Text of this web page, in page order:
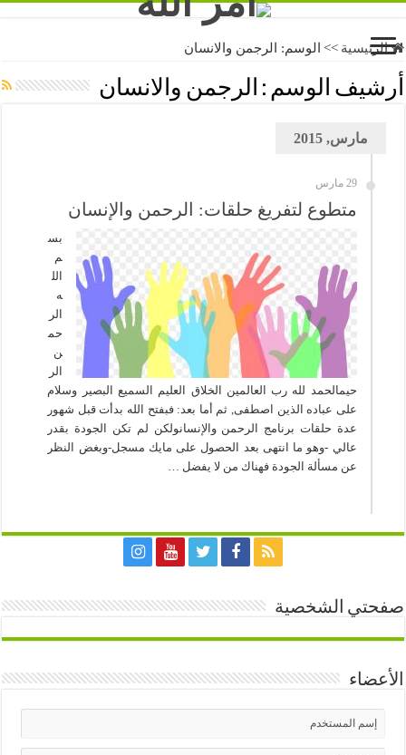
الرئيسية >> الوسم: الرجمن والانسان
أرشيف الوسم : الرجمن والانسان
مارس, 2015
29 مارس
متطوع لتفريغ حلقات: الرحمن والإنسان
بس
م
الل
ه
الر
حم
ن
الر
حيمالحمد لله رب العالمين الخلاق العليم السميع البصير وسلام
على عباده الذين اصطفى, ثم أما بعد: فبفتح الله بدأت قبل شهور
عدة حلقات برنامج الرحمن والإنسانولكن لم تكن الجودة بقدر
عالي -وهو ما انتهى بعد الحصول على مايك مسجل-وبغض النظر
عن مسألة الجودة فهناك من لا يفضل …
صفحتي الشخصية
الأعضاء